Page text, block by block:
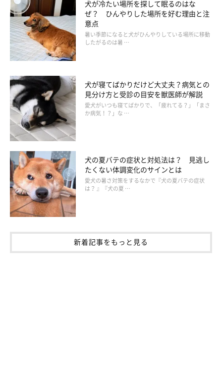
犬が冷たい場所を探して眠るのはな
ぜ？ ひんやりした場所を好む理由と注
意点
暑い季節になると犬がひんやりしている場所に移動
したがるのは暑 …
犬が寝てばかりだけど大丈夫？病気との
見分け方と受診の目安を獣医師が解説
愛犬がいつも寝てばかりで、「疲れてる？」「まさ
か病気！？」な …
犬の夏バテの症状と対処法は？ 見逃し
たくない体調変化のサインとは
愛犬の暑さ対策をするなかで『犬の夏バテの症状
は？ 』『犬の夏 …
新着記事をもっと見る